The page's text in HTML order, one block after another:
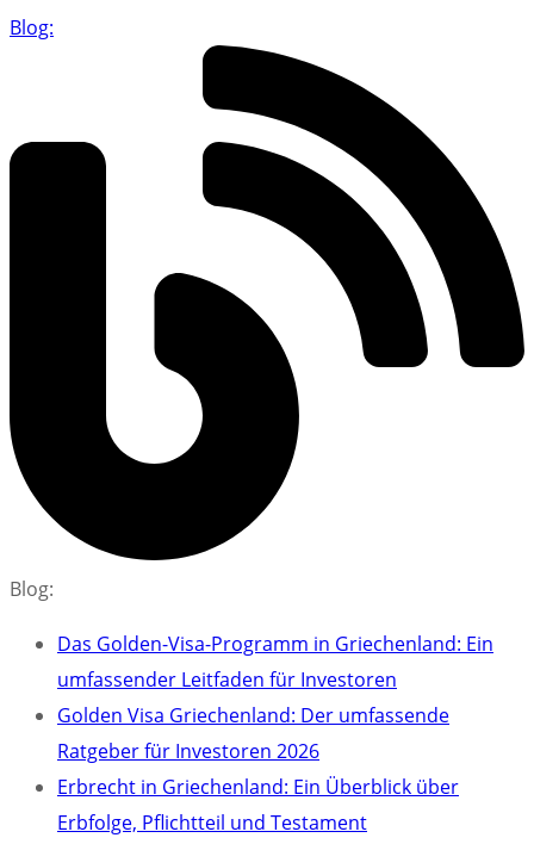
Blog:
Blog:
Das Golden-Visa-Programm in Griechenland: Ein
umfassender Leitfaden für Investoren
Golden Visa Griechenland: Der umfassende
Ratgeber für Investoren 2026
Erbrecht in Griechenland: Ein Überblick über
Erbfolge, Pflichtteil und Testament